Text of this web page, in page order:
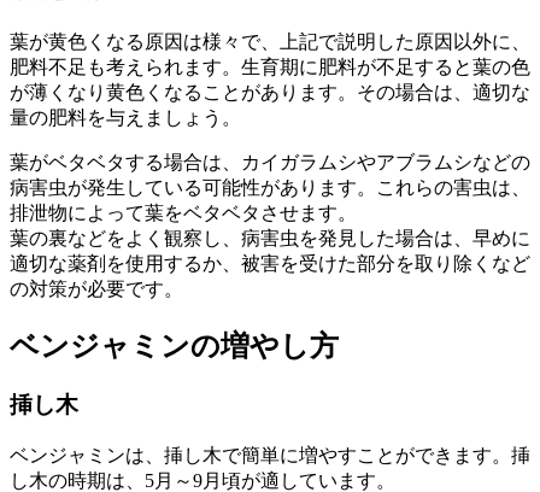
葉が黄色くなる原因は様々で、上記で説明した原因以外に、
肥料不足も考えられます。生育期に肥料が不足すると葉の色
が薄くなり黄色くなることがあります。その場合は、適切な
量の肥料を与えましょう。
葉がベタベタする場合は、カイガラムシやアブラムシなどの
病害虫が発生している可能性があります。これらの害虫は、
排泄物によって葉をベタベタさせます。
葉の裏などをよく観察し、病害虫を発見した場合は、早めに
適切な薬剤を使用するか、被害を受けた部分を取り除くなど
の対策が必要です。
ベンジャミンの増やし方
挿し木
ベンジャミンは、挿し木で簡単に増やすことができます。挿
し木の時期は、5月～9月頃が適しています。